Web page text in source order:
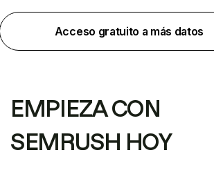
Acceso gratuito a más datos
EMPIEZA CON
SEMRUSH HOY